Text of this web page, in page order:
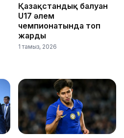
Қазақстандық балуан
U17 әлем
чемпионатында топ
жарды
1 тамыз, 2026